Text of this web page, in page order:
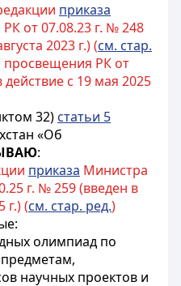
приказа
от 07.08.23 г. № 248
2023 г.) (см. стар.
РК от
с 19 мая 2025
32) статьи 5
«Об
:
приказа Министра
г. № 259 (введен в
г.) (см. стар. ред.)
олимпиад по
научных проектов и